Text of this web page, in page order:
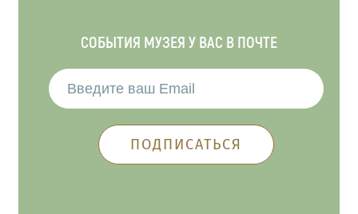
СОБЫТИЯ МУЗЕЯ У ВАС В ПОЧТЕ